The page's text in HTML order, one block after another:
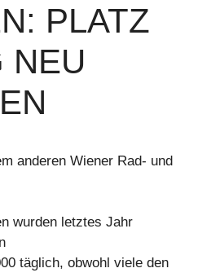
PLATZ
NEU
anderen Wiener Rad- und
wurden letztes Jahr
täglich, obwohl viele den